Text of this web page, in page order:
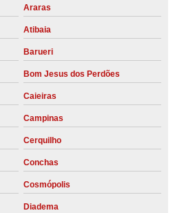
Araras
Atibaia
Barueri
Bom Jesus dos Perdões
Caieiras
Campinas
Cerquilho
Conchas
Cosmópolis
Diadema